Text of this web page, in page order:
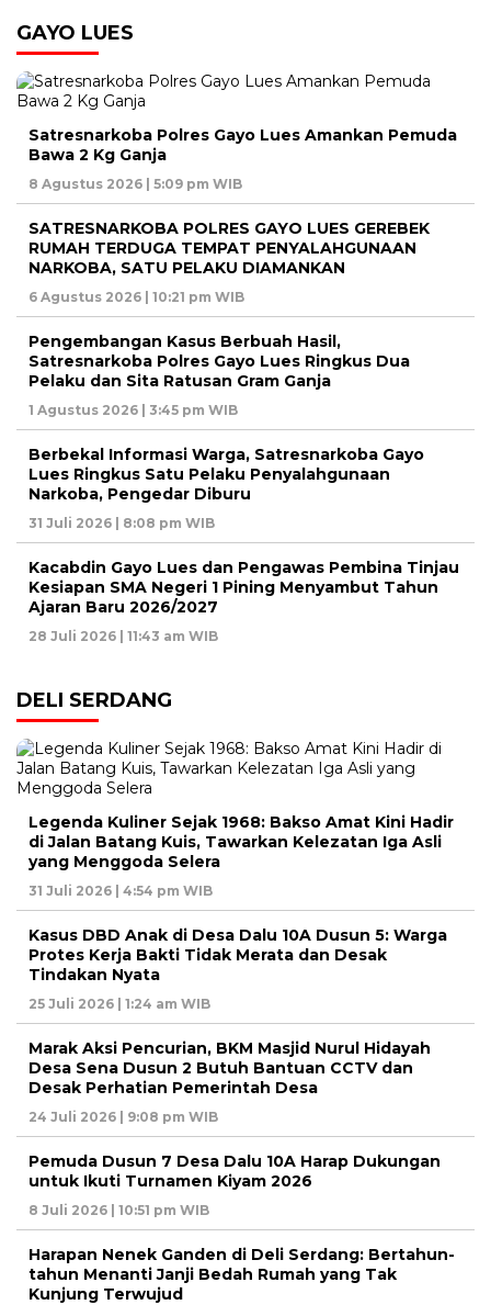
GAYO LUES
Satresnarkoba Polres Gayo Lues Amankan Pemuda
Bawa 2 Kg Ganja
8 Agustus 2026 | 5:09 pm WIB
SATRESNARKOBA POLRES GAYO LUES GEREBEK
RUMAH TERDUGA TEMPAT PENYALAHGUNAAN
NARKOBA, SATU PELAKU DIAMANKAN
6 Agustus 2026 | 10:21 pm WIB
Pengembangan Kasus Berbuah Hasil,
Satresnarkoba Polres Gayo Lues Ringkus Dua
Pelaku dan Sita Ratusan Gram Ganja
1 Agustus 2026 | 3:45 pm WIB
Berbekal Informasi Warga, Satresnarkoba Gayo
Lues Ringkus Satu Pelaku Penyalahgunaan
Narkoba, Pengedar Diburu
31 Juli 2026 | 8:08 pm WIB
Kacabdin Gayo Lues dan Pengawas Pembina Tinjau
Kesiapan SMA Negeri 1 Pining Menyambut Tahun
Ajaran Baru 2026/2027
28 Juli 2026 | 11:43 am WIB
DELI SERDANG
Legenda Kuliner Sejak 1968: Bakso Amat Kini Hadir
di Jalan Batang Kuis, Tawarkan Kelezatan Iga Asli
yang Menggoda Selera
31 Juli 2026 | 4:54 pm WIB
Kasus DBD Anak di Desa Dalu 10A Dusun 5: Warga
Protes Kerja Bakti Tidak Merata dan Desak
Tindakan Nyata
25 Juli 2026 | 1:24 am WIB
Marak Aksi Pencurian, BKM Masjid Nurul Hidayah
Desa Sena Dusun 2 Butuh Bantuan CCTV dan
Desak Perhatian Pemerintah Desa
24 Juli 2026 | 9:08 pm WIB
Pemuda Dusun 7 Desa Dalu 10A Harap Dukungan
untuk Ikuti Turnamen Kiyam 2026
8 Juli 2026 | 10:51 pm WIB
Harapan Nenek Ganden di Deli Serdang: Bertahun-
tahun Menanti Janji Bedah Rumah yang Tak
Kunjung Terwujud